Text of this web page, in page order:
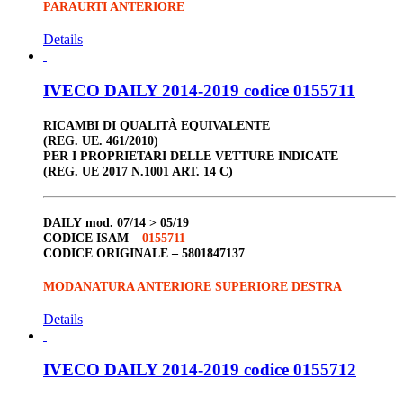
PARAURTI ANTERIORE
Details
IVECO DAILY 2014-2019 codice 0155711
RICAMBI DI QUALITÀ EQUIVALENTE
(REG. UE. 461/2010)
PER I PROPRIETARI DELLE VETTURE INDICATE
(REG. UE 2017 N.1001 ART. 14 C)
DAILY mod. 07/14 > 05/19
CODICE ISAM – 0155711
CODICE ORIGINALE – 5801847137
MODANATURA ANTERIORE SUPERIORE DESTRA
Details
IVECO DAILY 2014-2019 codice 0155712